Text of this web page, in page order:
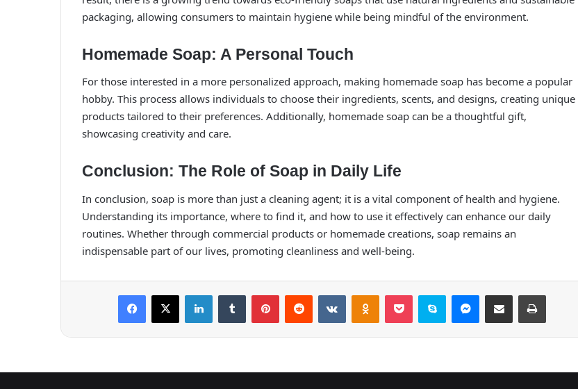
packaging, allowing consumers to maintain hygiene while being mindful of the environment.
Homemade Soap: A Personal Touch
For those interested in a more personalized approach, making homemade soap has become a popular
hobby. This process allows individuals to choose their ingredients, scents, and designs, creating unique
products tailored to their preferences. Additionally, homemade soap can be a thoughtful gift,
showcasing creativity and care.
Conclusion: The Role of Soap in Daily Life
In conclusion, soap is more than just a cleaning agent; it is a vital component of health and hygiene.
Understanding its importance, where to find it, and how to use it effectively can enhance our daily
routines. Whether through commercial products or homemade creations, soap remains an
indispensable part of our lives, promoting cleanliness and well-being.
Facebook
X LinkedInTumblr PinterestReddit VKontakteOdnoklassniki
Pocket Skype Messenger
E-Posta ile paylaş Yazdır